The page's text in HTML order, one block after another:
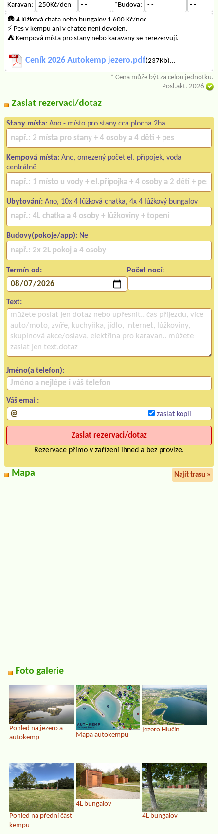
Karavan:
250Kč/den - - *Budova: - -
- -
🛖 4 lůžková chata nebo bungalov 1 600 Kč/noc
⚡ Pes v kempu ani v chatce není dovolen.
⛺ Kempová místa pro stany nebo karavany se nerezervují.
Ceník 2026 Autokemp jezero.pdf(237Kb)...
* Cena může být za celou jednotku.
Posl.akt. 2026
Zaslat rezervaci/dotaz
Stany místa: Ano - místo pro stany cca plocha 2ha
Kempová místa: Ano, omezený počet el. přípojek, voda
centrálně
Ubytování: Ano, 10x 4 lůžková chatka, 4x 4 lůžkový bungalov
Budovy(pokoje/app): Ne
Termín od: Počet nocí:
Text:
Jméno(a telefon):
Váš email:
zaslat kopii
Rezervace přímo v zařízení ihned a bez provize.
Mapa Najít trasu »
Foto galerie
Pohled na jezero a
autokemp
Mapa autokempu
jezero Hlučín
Pohled na přední část
kempu
4L bungalov
4L bungalov